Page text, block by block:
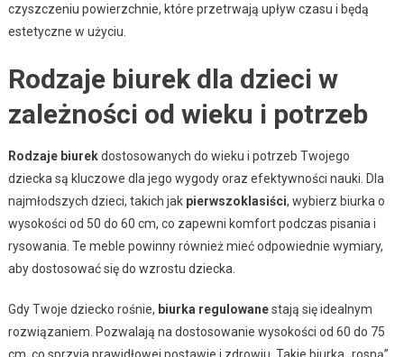
czyszczeniu powierzchnie, które przetrwają upływ czasu i będą
estetyczne w użyciu.
Rodzaje biurek dla dzieci w
zależności od wieku i potrzeb
Rodzaje biurekdostosowanych do wieku i potrzeb Twojego
dziecka są kluczowe dla jego wygody oraz efektywności nauki. Dla
najmłodszych dzieci, takich jak pierwszoklasiści, wybierz biurka o
wysokości od 50 do 60 cm, co zapewni komfort podczas pisania i
rysowania. Te meble powinny również mieć odpowiednie wymiary,
aby dostosować się do wzrostu dziecka.
Gdy Twoje dziecko rośnie, biurka regulowanestają się idealnym
rozwiązaniem. Pozwalają na dostosowanie wysokości od 60 do 75
cm, co sprzyja prawidłowej postawie i zdrowiu. Takie biurka „rosną”